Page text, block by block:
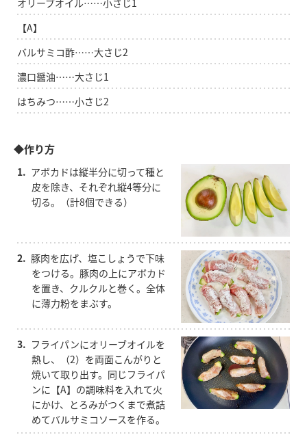
【A】
バルサミコ酢……大さじ2
濃口醤油……大さじ1
はちみつ……小さじ2
◆作り方
1. アボカドは縦半分に切って種と
皮を除き、それぞれ縦4等分に
切る。（計8個できる）
2. 豚肉を広げ、塩こしょうで下味
をつける。豚肉の上にアボカド
を置き、クルクルと巻く。全体
に薄力粉をまぶす。
3. フライパンにオリーブオイルを
熱し、（2）を両面こんがりと
焼いて取り出す。同じフライパ
ンに【A】の調味料を入れて火
にかけ、とろみがつくまで煮詰
めてバルサミコソースを作る。